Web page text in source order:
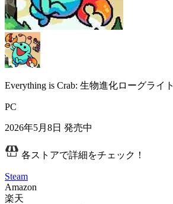
Everything is Crab: 生物進化ローグライト
PC
2026年5月8日 発売中
各ストアで詳細をチェック！
Steam
Amazon
楽天